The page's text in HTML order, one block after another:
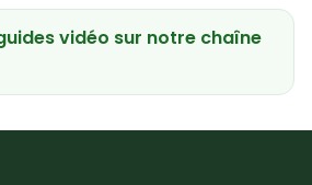
vidéo sur notre chaîne